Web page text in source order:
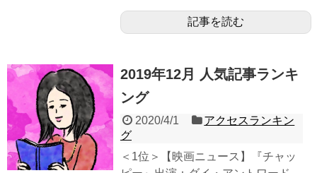
記事を読む
2019年12月 人気記事ランキ
ング
2020/4/1
アクセスランキン
グ
＜1位＞【映画ニュース】『チャッ